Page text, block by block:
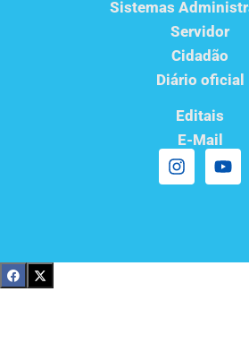
Sistemas
Servidor
Cidadão
Diário oficial
Editais
E-Mail